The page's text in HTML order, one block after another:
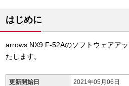
はじめに
arrows NX9 F-52Aのソフトウェアア
たします。
更新開始日 2021年05月06日